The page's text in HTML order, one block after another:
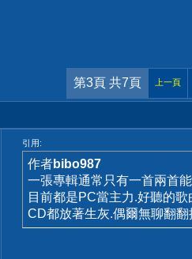
第3頁 共7頁 上一頁
引用:
作者bibo987
一張專輯通常只有一首兩首
目前都是PC當主力.好聽的
CD都放著生灰.偶爾無聊翻翻